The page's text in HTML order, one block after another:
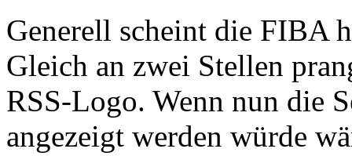
Generell scheint die FIBA
Gleich an zwei Stellen
RSS-Logo. Wenn nun die
angezeigt werden würde